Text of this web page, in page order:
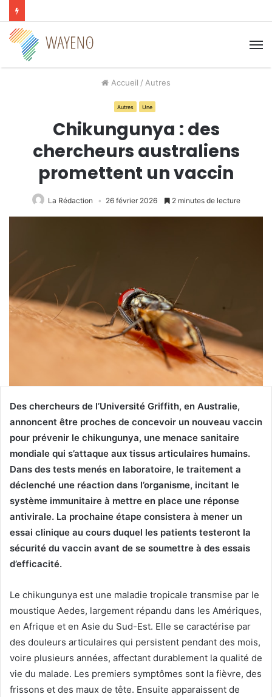
Accueil / Autres
Autres Une
Chikungunya : des
chercheurs australiens
promettent un vaccin
La Rédaction 26 février 2026 2 minutes de lecture
Des chercheurs de l’Université Griffith, en Australie,
annoncent être proches de concevoir un nouveau vaccin
pour prévenir le chikungunya, une menace sanitaire
mondiale qui s’attaque aux tissus articulaires humains.
Dans des tests menés en laboratoire, le traitement a
déclenché une réaction dans l’organisme, incitant le
système immunitaire à mettre en place une réponse
antivirale. La prochaine étape consistera à mener un
essai clinique au cours duquel les patients testeront la
sécurité du vaccin avant de se soumettre à des essais
d’efficacité.
Le chikungunya est une maladie tropicale transmise par le
moustique Aedes, largement répandu dans les Amériques,
en Afrique et en Asie du Sud-Est. Elle se caractérise par
des douleurs articulaires qui persistent pendant des mois,
voire plusieurs années, affectant durablement la qualité de
vie du malade. Les premiers symptômes sont la fièvre, des
frissons et des maux de tête. Ensuite apparaissent de